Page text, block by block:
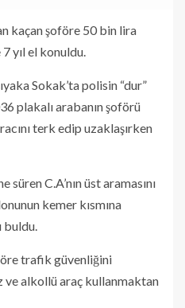
kaçan şoföre 50 bin lira
yıl el konuldu.
Sokak’ta polisin “dur”
plakalı arabanın şoförü
terk edip uzaklaşırken
süren C.A’nın üst aramasını
kemer kısmına
buldu.
trafik güvenliğini
alkollü araç kullanmaktan